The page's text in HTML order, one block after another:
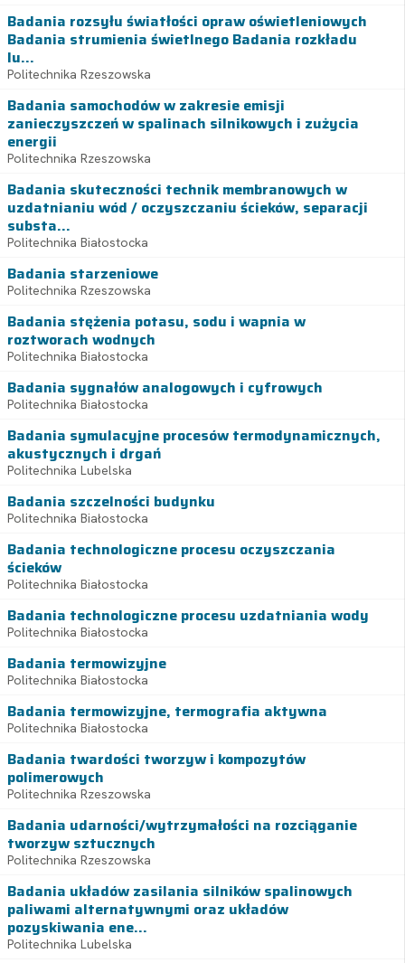
Badania rozsyłu światłości opraw oświetleniowych
Badania strumienia świetlnego Badania rozkładu
lu...
Politechnika Rzeszowska
Badania samochodów w zakresie emisji
zanieczyszczeń w spalinach silnikowych i zużycia
energii
Politechnika Rzeszowska
Badania skuteczności technik membranowych w
uzdatnianiu wód / oczyszczaniu ścieków, separacji
substa...
Politechnika Białostocka
Badania starzeniowe
Politechnika Rzeszowska
Badania stężenia potasu, sodu i wapnia w
roztworach wodnych
Politechnika Białostocka
Badania sygnałów analogowych i cyfrowych
Politechnika Białostocka
Badania symulacyjne procesów termodynamicznych,
akustycznych i drgań
Politechnika Lubelska
Badania szczelności budynku
Politechnika Białostocka
Badania technologiczne procesu oczyszczania
ścieków
Politechnika Białostocka
Badania technologiczne procesu uzdatniania wody
Politechnika Białostocka
Badania termowizyjne
Politechnika Białostocka
Badania termowizyjne, termografia aktywna
Politechnika Białostocka
Badania twardości tworzyw i kompozytów
polimerowych
Politechnika Rzeszowska
Badania udarności/wytrzymałości na rozciąganie
tworzyw sztucznych
Politechnika Rzeszowska
Badania układów zasilania silników spalinowych
paliwami alternatywnymi oraz układów
pozyskiwania ene...
Politechnika Lubelska